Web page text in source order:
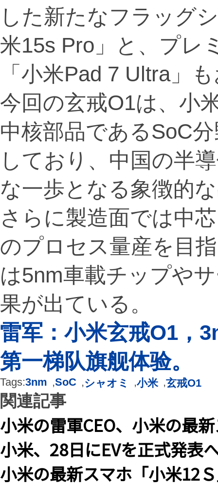
した新たなフラッグ
米15s Pro」と、プレ
「小米Pad 7 Ultra」
今回の玄戒O1は、小
中核部品であるSoC
しており、中国の半
な一歩となる象徴的
さらに製造面では中
のプロセス量産を目
は5nm車載チップや
果が出ている。
雷军：小米玄戒O1，
第一梯队旗舰体验。
Tags:3nm ,SoC ,シャオミ ,小米 ,玄戒O1
関連記事
小米の雷軍CEO、小米の最
小米、28日にEVを正式発表
小米の最新スマホ「小米12